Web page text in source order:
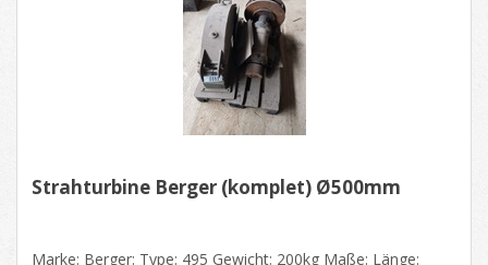
Strahturbine Berger (komplet) Ø500mm
Marke: Berger: Type: 495 Gewicht: 200kg Maße: Länge: